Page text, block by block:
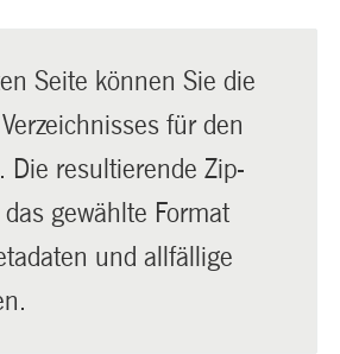
Seite können Sie die
für den
Die resultierende Zip-
gewählte Format
und allfällige